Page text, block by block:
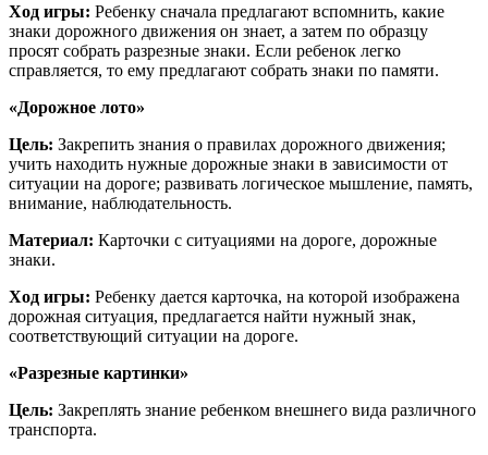
Ход игры: Ребенку сначала предлагают вспомнить, какие
знаки дорожного движения он знает, а затем по образцу
просят собрать разрезные знаки. Если ребенок легко
справляется, то ему предлагают собрать знаки по памяти.
«Дорожное лото»
Цель: Закрепить знания о правилах дорожного движения;
учить находить нужные дорожные знаки в зависимости от
ситуации на дороге; развивать логическое мышление, память,
внимание, наблюдательность.
Материал: Карточки с ситуациями на дороге, дорожные
знаки.
Ход игры: Ребенку дается карточка, на которой изображена
дорожная ситуация, предлагается найти нужный знак,
соответствующий ситуации на дороге.
«Разрезные картинки»
Цель: Закреплять знание ребенком внешнего вида различного
транспорта.